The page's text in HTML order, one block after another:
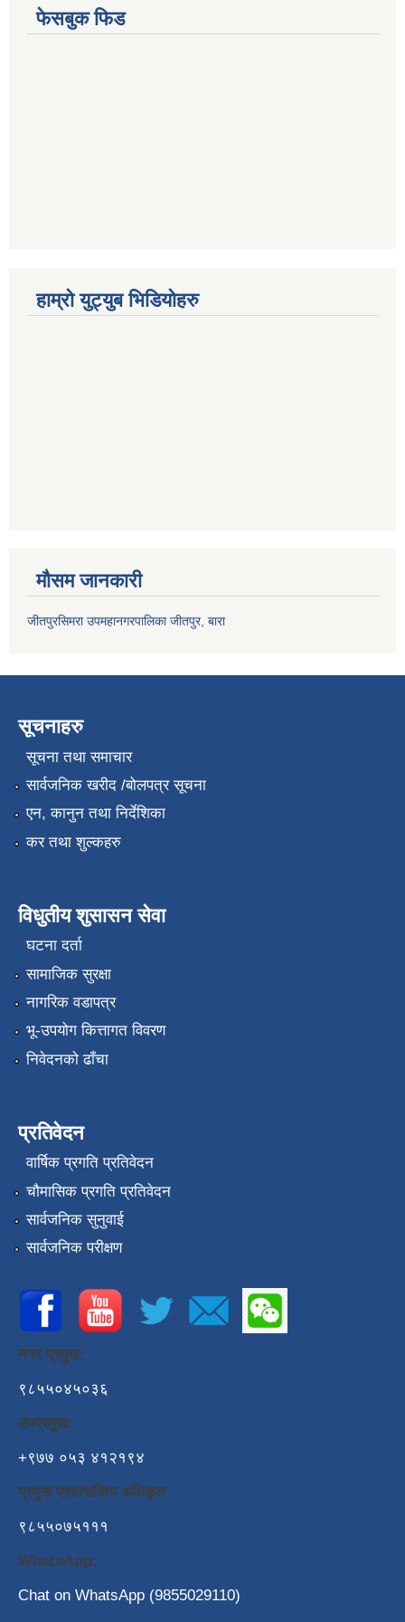
फेसबुक फिड
हाम्रो युट्युब भिडियोहरु
मौसम जानकारी
जीतपुरसिमरा उपमहानगरपालिका जीतपुर, बारा
सूचनाहरु
सूचना तथा समाचार
सार्वजनिक खरीद /बोलपत्र सूचना
एन, कानुन तथा निर्देशिका
कर तथा शुल्कहरु
विधुतीय शुसासन सेवा
घटना दर्ता
सामाजिक सुरक्षा
नागरिक वडापत्र
भू-उपयोग कित्तागत विवरण
निवेदनको ढाँचा
प्रतिवेदन
वार्षिक प्रगति प्रतिवेदन
चौमासिक प्रगति प्रतिवेदन
सार्वजनिक सुनुवाई
सार्वजनिक परीक्षण
नगर प्रमुख:
९८५५०४५०३६
उपप्रमुख:
+९७७ ०५३ ४१२१९४
प्रमुख प्रशासकिय अधिकृत:
९८५५०७५१११
WhatsApp:
Chat on WhatsApp (9855029110)